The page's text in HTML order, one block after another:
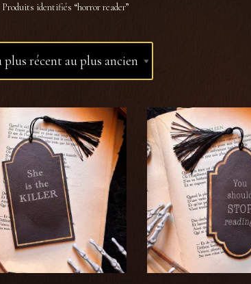
Produits identifiés “horror reader”